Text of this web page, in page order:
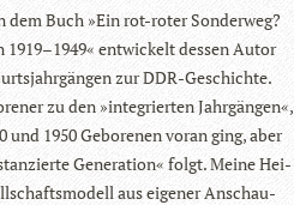
Buch »Ein rot-roter Son­der­weg?
ent­wi­ckelt des­sen Autor
zur DDR-Geschichte.
zu den »inte­grier­ten Jahr­gän­gen«,
1950 Gebo­re­nen voran ging, aber
Genera­tion« folgt. Meine Hei­
aus eige­ner Anschau­